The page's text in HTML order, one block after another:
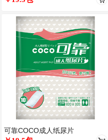
可靠COCO成人纸尿片